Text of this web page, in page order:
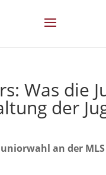
Was die
der
an der